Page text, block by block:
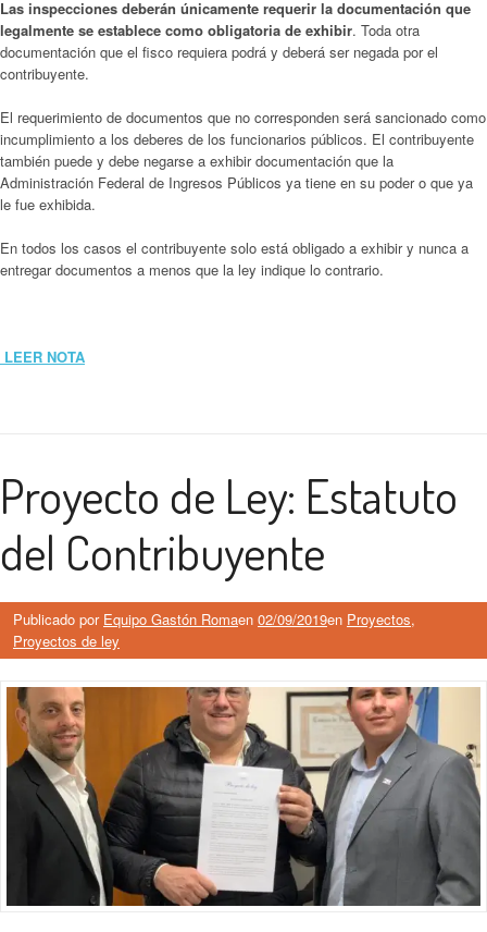
Las inspecciones deberán únicamente requerir la documentación que
legalmente se establece como obligatoria de exhibir. Toda otra
documentación que el fisco requiera podrá y deberá ser negada por el
contribuyente.
El requerimiento de documentos que no corresponden será sancionado como
incumplimiento a los deberes de los funcionarios públicos. El contribuyente
también puede y debe negarse a exhibir documentación que la
Administración Federal de Ingresos Públicos ya tiene en su poder o que ya
le fue exhibida.
En todos los casos el contribuyente solo está obligado a exhibir y nunca a
entregar documentos a menos que la ley indique lo contrario.
LEER NOTA
Proyecto de Ley: Estatuto
del Contribuyente
Publicado por Equipo Gastón Romaen 02/09/2019en Proyectos,
Proyectos de ley